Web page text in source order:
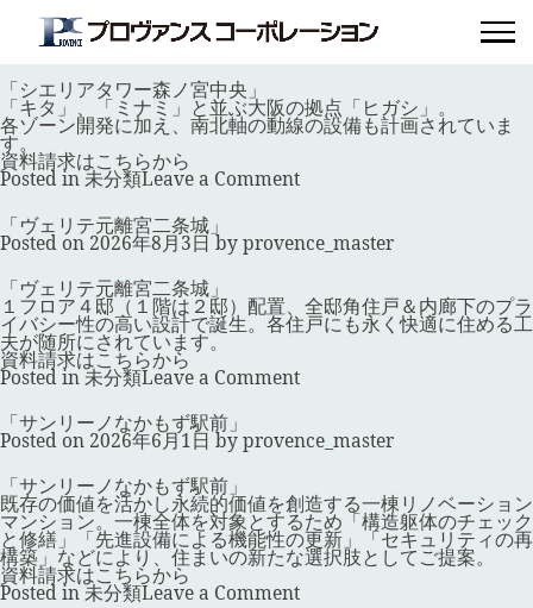
「シエリアタワー森ノ宮中央」
Posted on 2026年8月3日by
provence_master
「シエリアタワー森ノ宮中央」
「キタ」、「ミナミ」と並ぶ大阪の拠点「ヒガシ」。
各ゾーン開発に加え、南北軸の動線の設備も計画されていま
す。
資料請求はこちらから
Posted in未分類Leave a Commenton
ア
ー
森
ノ
中
央」
「ヴェリテ元離宮二条城」
Posted on 2026年8月3日byprovence_master
「ヴェリテ元離宮二条城」
１フロア４邸（１階は２邸）配置、全邸角住戸＆内廊下のプラ
イバシー性の高い設計で誕生。各住戸にも永く快適に住める工
夫が随所にされています。
資料請求はこちらから
Posted in未分類Leave a Commenton
テ
宮
二
条
城」
「サンリーノなかもず駅前」
Posted on 2026年6月1日byprovence_master
「サンリーノなかもず駅前」
既存の価値を活かし永続的価値を創造する一棟リノベーション
マンション。一棟全体を対象とするため「構造躯体のチェック
と修繕」「先進設備による機能性の更新」「セキュリティの再
構築」などにより、住まいの新たな選択肢としてご提案。
資料請求はこちらから
Posted in未分類Leave a Commenton